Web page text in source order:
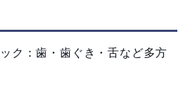
ク：歯・歯ぐき・舌など多方